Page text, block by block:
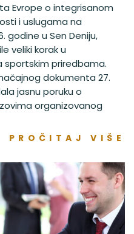
Evrope o integrisanom
i uslugama na
godine u Sen Deniju,
veliki korak u
priredbama.
dokumenta 27.
jasnu poruku o
organizovanog
PROČITAJ VIŠE